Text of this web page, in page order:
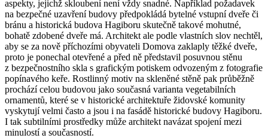
aspekty, jejichž skloubení není vždy snadné. Například požadavek
na bezpečné uzavření budovy předpokládá bytelné vstupní dveře či
bránu a historická budova Hagiboru skutečně takové mohutné,
bohatě zdobené dveře má. Architekt ale podle vlastních slov nechtěl,
aby se za nově příchozími obyvateli Domova zaklaply těžké dveře,
proto je ponechal otevřené a před ně představil posuvnou stěnu
z bezpečnostního skla s grafickým potiskem odvozeným z fotografie
popínavého keře. Rostlinný motiv na skleněné stěně pak průběžně
prochází celou budovou jako současná varianta vegetabilních
ornamentů, které se v historické architektuře židovské komunity
vyskytují velmi často a jsou i na fasádě historické budovy Hagiboru.
I tak subtilními prostředky může architekt navázat spojení mezi
minulostí a současností.